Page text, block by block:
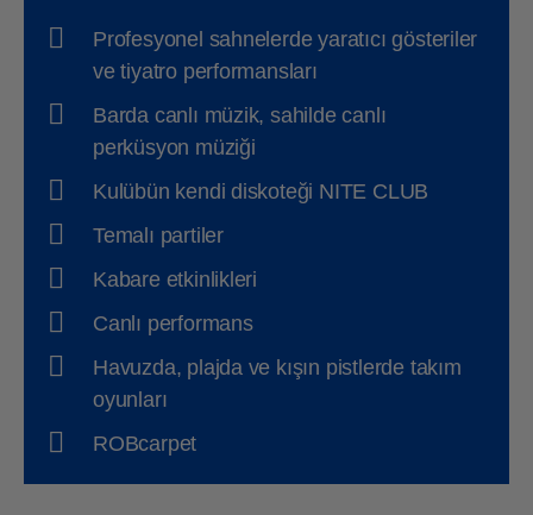
Profesyonel sahnelerde yaratıcı gösteriler
ve tiyatro performansları
Barda canlı müzik, sahilde canlı
perküsyon müziği
Kulübün kendi diskoteği NITE CLUB
Temalı partiler
Kabare etkinlikleri
Canlı performans
Havuzda, plajda ve kışın pistlerde takım
oyunları
ROBcarpet